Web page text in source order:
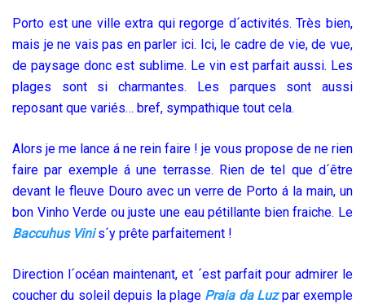
Porto est une ville extra qui regorge d´activités. Très bien,
mais je ne vais pas en parler ici. Ici, le cadre de vie, de vue,
de paysage donc est sublime. Le vin est parfait aussi. Les
plages sont si charmantes. Les parques sont aussi
reposant que variés… bref, sympathique tout cela.
Alors je me lance á ne rein faire ! je vous propose de ne rien
faire par exemple á une terrasse. Rien de tel que d´être
devant le fleuve Douro avec un verre de Porto á la main, un
bon Vinho Verde ou juste une eau pétillante bien fraiche. Le
Baccuhus Vinis´y prête parfaitement !
Direction l´océan maintenant, et ´est parfait pour admirer le
coucher du soleil depuis la plage Praia da Luz par exemple